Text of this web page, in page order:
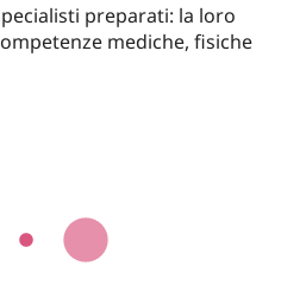
preparati: la loro
mediche, fisiche